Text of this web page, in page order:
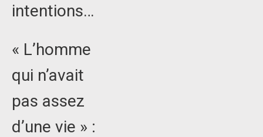
intentions…
« L’homme
qui n’avait
pas assez
d’une vie » :